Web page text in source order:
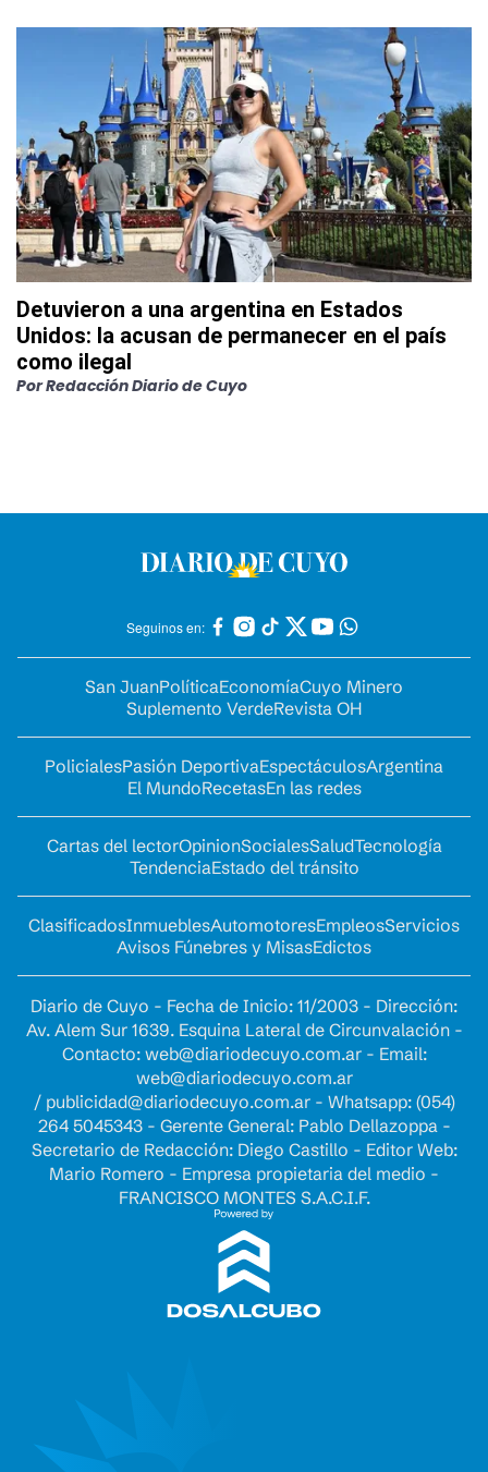
Detuvieron a una argentina en Estados
Unidos: la acusan de permanecer en el país
como ilegal
PorRedacción Diario de Cuyo
Seguinos en:
San JuanPolíticaEconomíaCuyo Minero
Suplemento VerdeRevista OH
PolicialesPasión DeportivaEspectáculosArgentina
El MundoRecetasEn las redes
Cartas del lectorOpinionSocialesSaludTecnología
TendenciaEstado del tránsito
ClasificadosInmueblesAutomotoresEmpleosServicios
Avisos Fúnebres y MisasEdictos
Diario de Cuyo - Fecha de Inicio: 11/2003 - Dirección:
Av. Alem Sur 1639. Esquina Lateral de Circunvalación -
Contacto: web@diariodecuyo.com.ar- Email:
web@diariodecuyo.com.ar
/ publicidad@diariodecuyo.com.ar- Whatsapp: (054)
264 5045343 - Gerente General: Pablo Dellazoppa -
Secretario de Redacción: Diego Castillo - Editor Web:
Mario Romero - Empresa propietaria del medio -
FRANCISCO MONTES S.A.C.I.F.